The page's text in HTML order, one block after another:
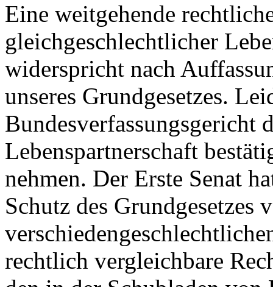
Eine weitgehende
gleichgeschlechtlicher
widerspricht nach
unseres Grundgesetzes.
Bundesverfassungsgericht
Lebenspartnerschaft
nehmen. Der Erste Senat
Schutz des Grundgesetzes
rechtlich vergleichbare